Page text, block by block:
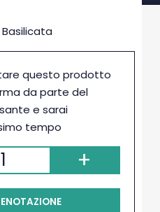
questo prodotto
da parte del
e sarai
tempo
+